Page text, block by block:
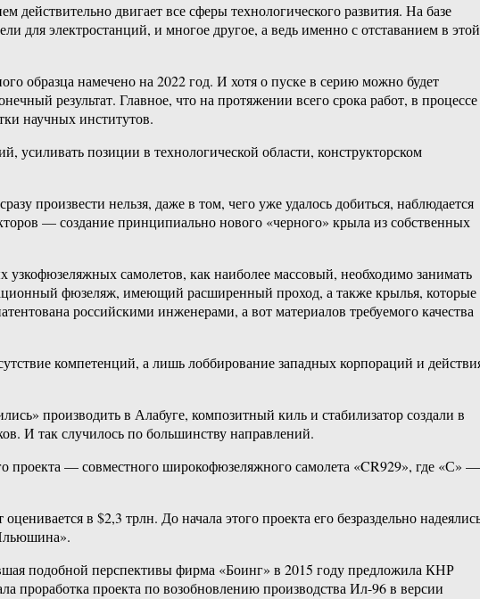
действительно двигает все сферы технологического развития. На базе
для электростанций, и многое другое, а ведь именно с отставанием в этой
образца намечено на 2022 год. И хотя о пуске в серию можно будет
результат. Главное, что на протяжении всего срока работ, в процессе
научных институтов.
усиливать позиции в технологической области, конструкторском
произвести нельзя, даже в том, чего уже удалось добиться, наблюдается
— создание принципиально нового «черного» крыла из собственных
узкофюзеляжных самолетов, как наиболее массовый, необходимо занимать
фюзеляж, имеющий расширенный проход, а также крылья, которые
российскими инженерами, а вот материалов требуемого качества
компетенций, а лишь лоббирование западных корпораций и
производить в Алабуге, композитный киль и стабилизатор создали в
И так случилось по большинству направлений.
проекта — совместного широкофюзеляжного самолета «CR929», где «С» —
в $2,3 трлн. До начала этого проекта его безраздельно
подобной перспективы фирма «Боинг» в 2015 году предложила КНР
проработка проекта по возобновлению производства Ил-96 в версии